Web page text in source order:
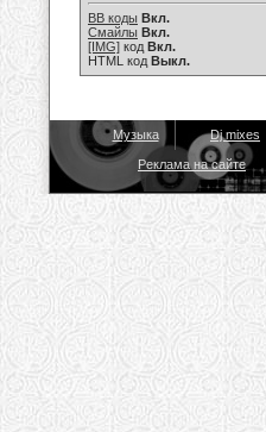
BB коды Вкл.
Смайлы Вкл.
[IMG] код Вкл.
HTML код Выкл.
Музыка Dj mixes
Реклама на сайте